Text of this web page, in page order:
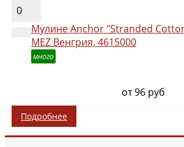
0
Мулине Anchor "Stranded
MEZ Венгрия, 4615000
много
от 96 руб
Подробнее